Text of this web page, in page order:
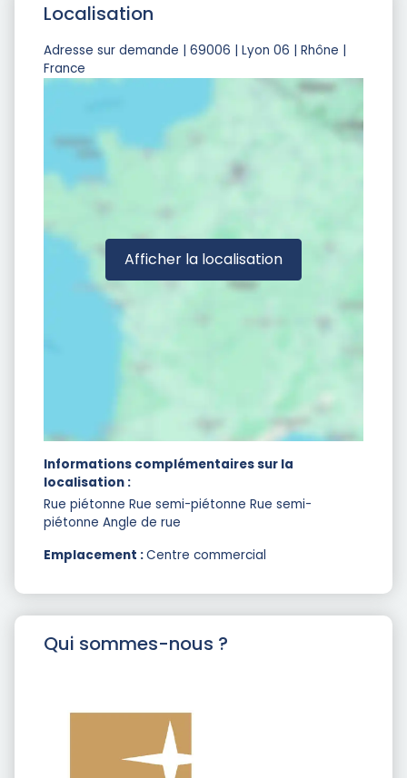
Localisation
Adresse sur demande | 69006 | Lyon 06 | Rhône |
France
Afficher la localisation
Informations complémentaires sur la
localisation :
Rue piétonne Rue semi-piétonne Rue semi-
piétonne Angle de rue
Emplacement :Centre commercial
Qui sommes-nous ?